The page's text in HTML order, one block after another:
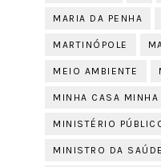
MARIA DA PENHA
MARTINÓPOLE
MEIO AMBIENTE
MINHA CASA MINHA
MINISTÉRIO
MINISTRO DA SAÚDE